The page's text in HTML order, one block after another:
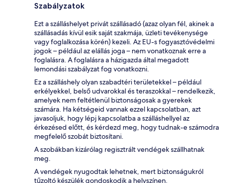
Szabályzatok
Ezt a szálláshelyet privát szállásadó (azaz olyan fél, akinek a
szállásadás kívül esik saját szakmája, üzleti tevékenysége
vagy foglalkozása körén) kezeli. Az EU-s fogyasztóvédelmi
jogok – például az elállás joga – nem vonatkoznak erre a
foglalásra. A foglalásra a házigazda által megadott
lemondási szabályzat fog vonatkozni.
Ez a szálláshely olyan szabadtéri területekkel – például
erkélyekkel, belső udvarokkal és teraszokkal – rendelkezik,
amelyek nem feltétlenül biztonságosak a gyerekek
számára. Ha kétségeid vannak ezzel kapcsolatban, azt
javasoljuk, hogy lépj kapcsolatba a szálláshellyel az
érkezésed előtt, és kérdezd meg, hogy tudnak-e számodra
megfelelő szobát biztosítani.
A szobákban kizárólag regisztrált vendégek szállhatnak
meg.
A vendégek nyugodtak lehetnek, mert biztonságukról
tűzoltó készülék gondoskodik a helyszínen.